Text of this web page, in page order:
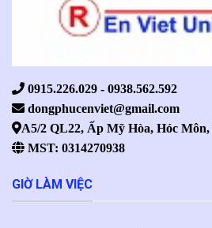
0915.226.029 - 0938.562.592
dongphucenviet@gmail.com
A5/2 QL22, Ấp Mỹ Hòa, Hóc
MST: 0314270938
GIỜ LÀM VIỆC